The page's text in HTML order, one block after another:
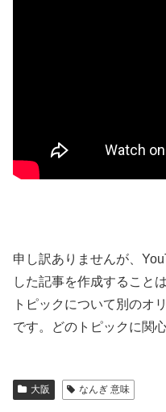
申し訳ありませんが、
した記事を作成すること
トピックについて別のオ
です。どのトピックに関
大阪 なんぎ 意味